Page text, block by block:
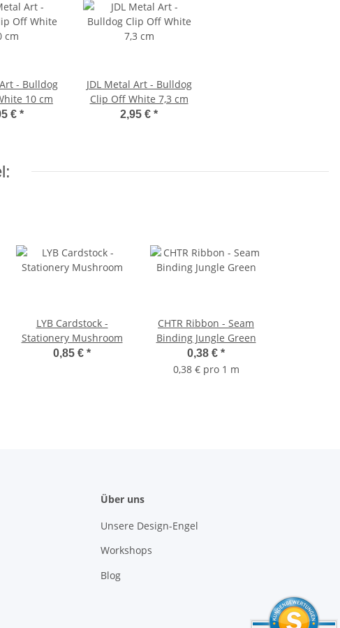
- Bulldog
10 cm
€ *
JDL Metal Art - Bulldog
Clip Off White 7,3 cm
2,95 € *
LYB Cardstock -
Stationery Mushroom
0,85 € *
CHTR Ribbon - Seam
Binding Jungle Green
0,38 € *
0,38 € pro 1 m
Über uns
Unsere Design-Engel
Workshops
Blog